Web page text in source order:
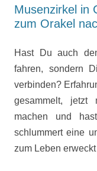
Musenzirkel in
zum Orakel
Hast Du auch
fahren, sondern
verbinden?
gesammelt,
machen und
schlummert eine
zum Leben